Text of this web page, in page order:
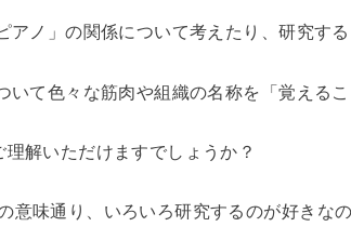
アノ」の関係について考えたり、研究する
いて色々な筋肉や組織の名称を「覚えるこ
解いただけますでしょうか？
意味通り、いろいろ研究するのが好きなの